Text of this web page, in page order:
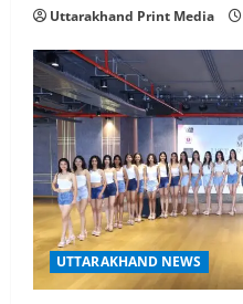
Uttarakhand Print Media
UTTARAKHAND NEWS